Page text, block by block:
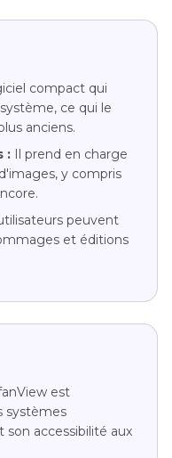
compact qui
ce qui le
anciens.
: Il prend en charge
y compris
peuvent
et éditions
est
systèmes
accessibilité aux